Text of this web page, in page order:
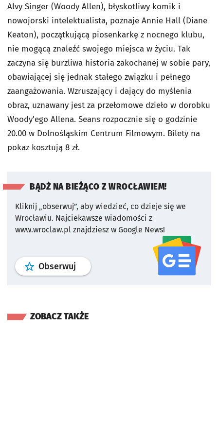
Alvy Singer (Woody Allen), błyskotliwy komik i
nowojorski intelektualista, poznaje Annie Hall (Diane
Keaton), początkującą piosenkarkę z nocnego klubu,
nie mogącą znaleźć swojego miejsca w życiu. Tak
zaczyna się burzliwa historia zakochanej w sobie pary,
obawiającej się jednak stałego związku i pełnego
zaangażowania. Wzruszający i dający do myślenia
obraz, uznawany jest za przełomowe dzieło w dorobku
Woody'ego Allena. Seans rozpocznie się o godzinie
20.00 w Dolnośląskim Centrum Filmowym. Bilety na
pokaz kosztują 8 zł.
BĄDŹ NA BIEŻĄCO Z WROCŁAWIEM!
Kliknij „obserwuj”, aby wiedzieć, co dzieje się we
Wrocławiu. Najciekawsze wiadomości z
www.wroclaw.pl znajdziesz w Google News!
Obserwuj profil serwisu
ZOBACZ TAKŻE